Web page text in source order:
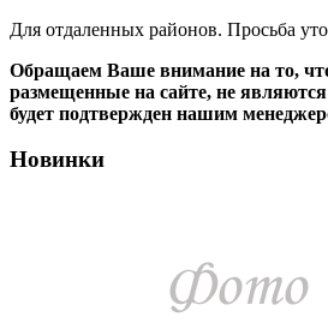
Для отдаленных районов. Просьба
Обращаем Ваше внимание на то,
размещенные на сайте, не
будет подтвержден нашим
Новинки